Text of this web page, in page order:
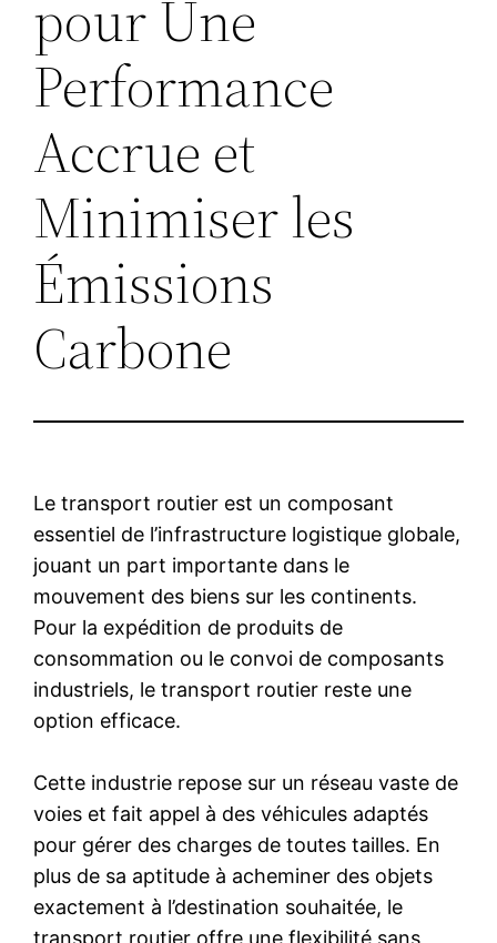
pour Une
Performance
Accrue et
Minimiser les
Émissions
Carbone
Le transport routier est un composant
essentiel de l’infrastructure logistique globale,
jouant un part importante dans le
mouvement des biens sur les continents.
Pour la expédition de produits de
consommation ou le convoi de composants
industriels, le transport routier reste une
option efficace.
Cette industrie repose sur un réseau vaste de
voies et fait appel à des véhicules adaptés
pour gérer des charges de toutes tailles. En
plus de sa aptitude à acheminer des objets
exactement à l’destination souhaitée, le
transport routier offre une flexibilité sans